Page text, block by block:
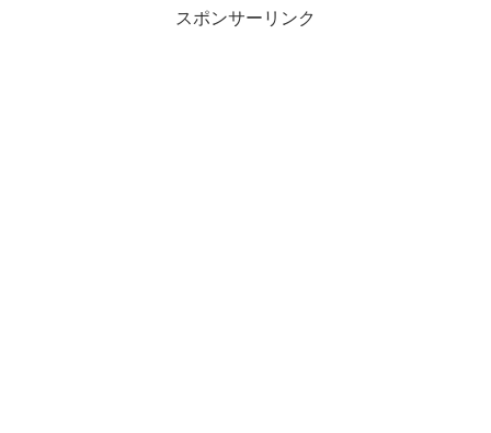
スポンサーリンク